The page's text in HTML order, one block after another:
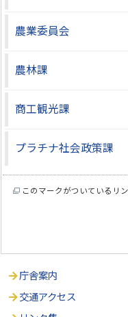
農業委員会
農林課
商工観光課
プラチナ社会政策課
このマークがついているリ
庁舎案内
交通アクセス